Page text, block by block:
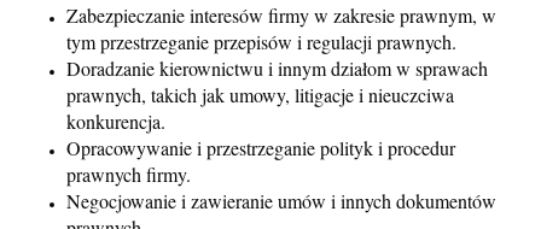
Zabezpieczanie interesów firmy w zakresie prawnym, w
tym przestrzeganie przepisów i regulacji prawnych.
Doradzanie kierownictwu i innym działom w sprawach
prawnych, takich jak umowy, litigacje i nieuczciwa
konkurencja.
Opracowywanie i przestrzeganie polityk i procedur
prawnych firmy.
Negocjowanie i zawieranie umów i innych dokumentów